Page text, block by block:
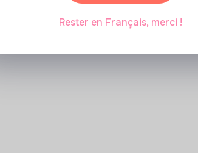
Rester en Français, merci !